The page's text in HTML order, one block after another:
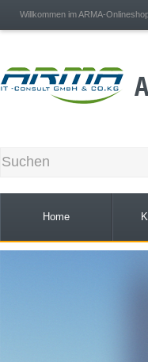
Willkommen im ARMA-
Home